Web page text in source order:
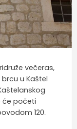
večeras,
u Kaštel
će početi
120.